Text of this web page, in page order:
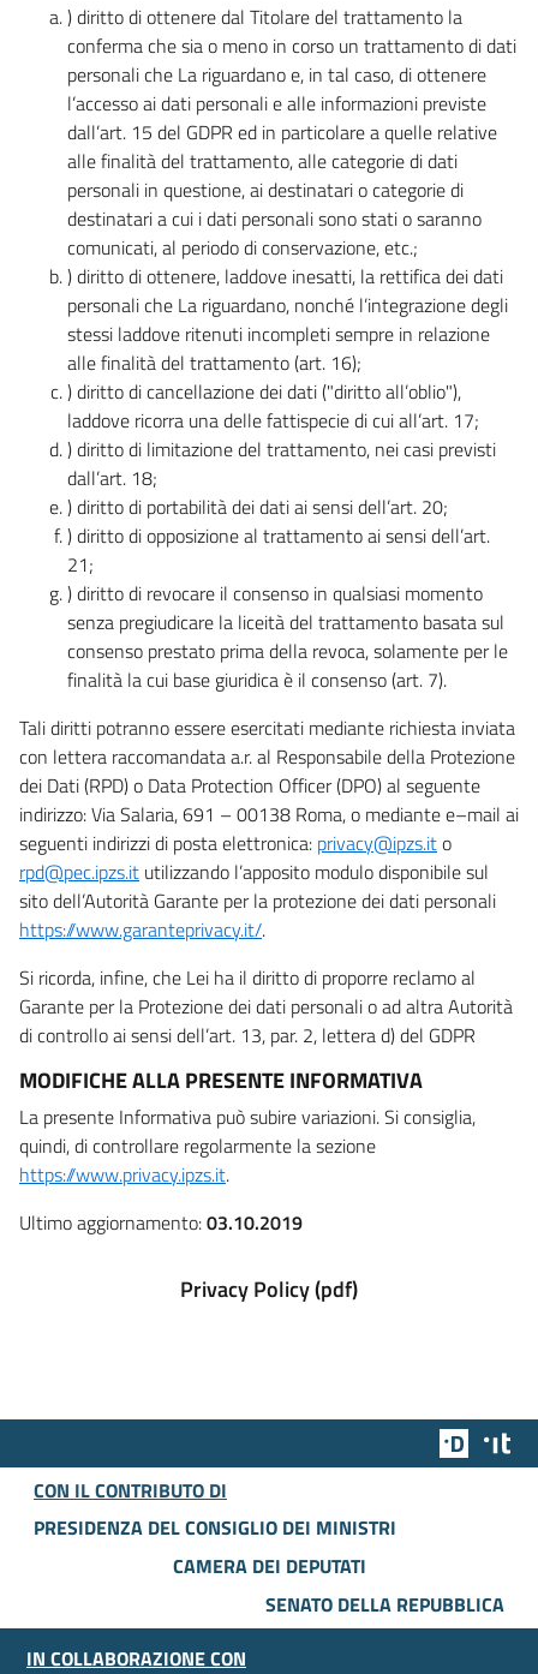
) diritto di ottenere dal Titolare del trattamento la
conferma che sia o meno in corso un trattamento di dati
personali che La riguardano e, in tal caso, di ottenere
l’accesso ai dati personali e alle informazioni previste
dall’art. 15 del GDPR ed in particolare a quelle relative
alle finalità del trattamento, alle categorie di dati
personali in questione, ai destinatari o categorie di
destinatari a cui i dati personali sono stati o saranno
comunicati, al periodo di conservazione, etc.;
) diritto di ottenere, laddove inesatti, la rettifica dei dati
personali che La riguardano, nonché l’integrazione degli
stessi laddove ritenuti incompleti sempre in relazione
alle finalità del trattamento (art. 16);
) diritto di cancellazione dei dati ("diritto all’oblio"),
laddove ricorra una delle fattispecie di cui all’art. 17;
) diritto di limitazione del trattamento, nei casi previsti
dall’art. 18;
) diritto di portabilità dei dati ai sensi dell’art. 20;
) diritto di opposizione al trattamento ai sensi dell’art.
21;
) diritto di revocare il consenso in qualsiasi momento
senza pregiudicare la liceità del trattamento basata sul
consenso prestato prima della revoca, solamente per le
finalità la cui base giuridica è il consenso (art. 7).
Tali diritti potranno essere esercitati mediante richiesta inviata
con lettera raccomandata a.r. al Responsabile della Protezione
dei Dati (RPD) o Data Protection Officer (DPO) al seguente
indirizzo: Via Salaria, 691 – 00138 Roma, o mediante e–mail ai
seguenti indirizzi di posta elettronica: privacy@ipzs.ito
rpd@pec.ipzs.it utilizzando l’apposito modulo disponibile sul
sito dell’Autorità Garante per la protezione dei dati personali
https://www.garanteprivacy.it/.
Si ricorda, infine, che Lei ha il diritto di proporre reclamo al
Garante per la Protezione dei dati personali o ad altra Autorità
di controllo ai sensi dell’art. 13, par. 2, lettera d) del GDPR
MODIFICHE ALLA PRESENTE INFORMATIVA
La presente Informativa può subire variazioni. Si consiglia,
quindi, di controllare regolarmente la sezione
https://www.privacy.ipzs.it.
Ultimo aggiornamento:03.10.2019
Privacy Policy (pdf)
Team
CON IL CONTRIBUTO DI
PRESIDENZA DEL CONSIGLIO DEI MINISTRI
CAMERA DEI DEPUTATI
SENATO DELLA REPUBBLICA
IN COLLABORAZIONE CON